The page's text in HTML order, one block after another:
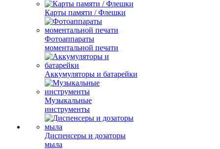
Карты памяти / Флешки
Фотоаппараты
моментальной печати
Аккумуляторы и батарейки
Музыкальные
инструменты
Диспенсеры и дозаторы
мыла